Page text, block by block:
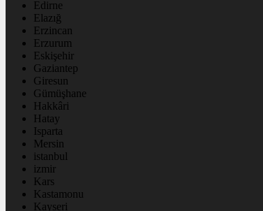
Edirne
Elazığ
Erzincan
Erzurum
Eskişehir
Gaziantep
Giresun
Gümüşhane
Hakkâri
Hatay
Isparta
Mersin
istanbul
izmir
Kars
Kastamonu
Kayseri